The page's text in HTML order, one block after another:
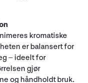
kromatiske
er balansert for
– ideelt for
gjør
og håndholdt bruk.